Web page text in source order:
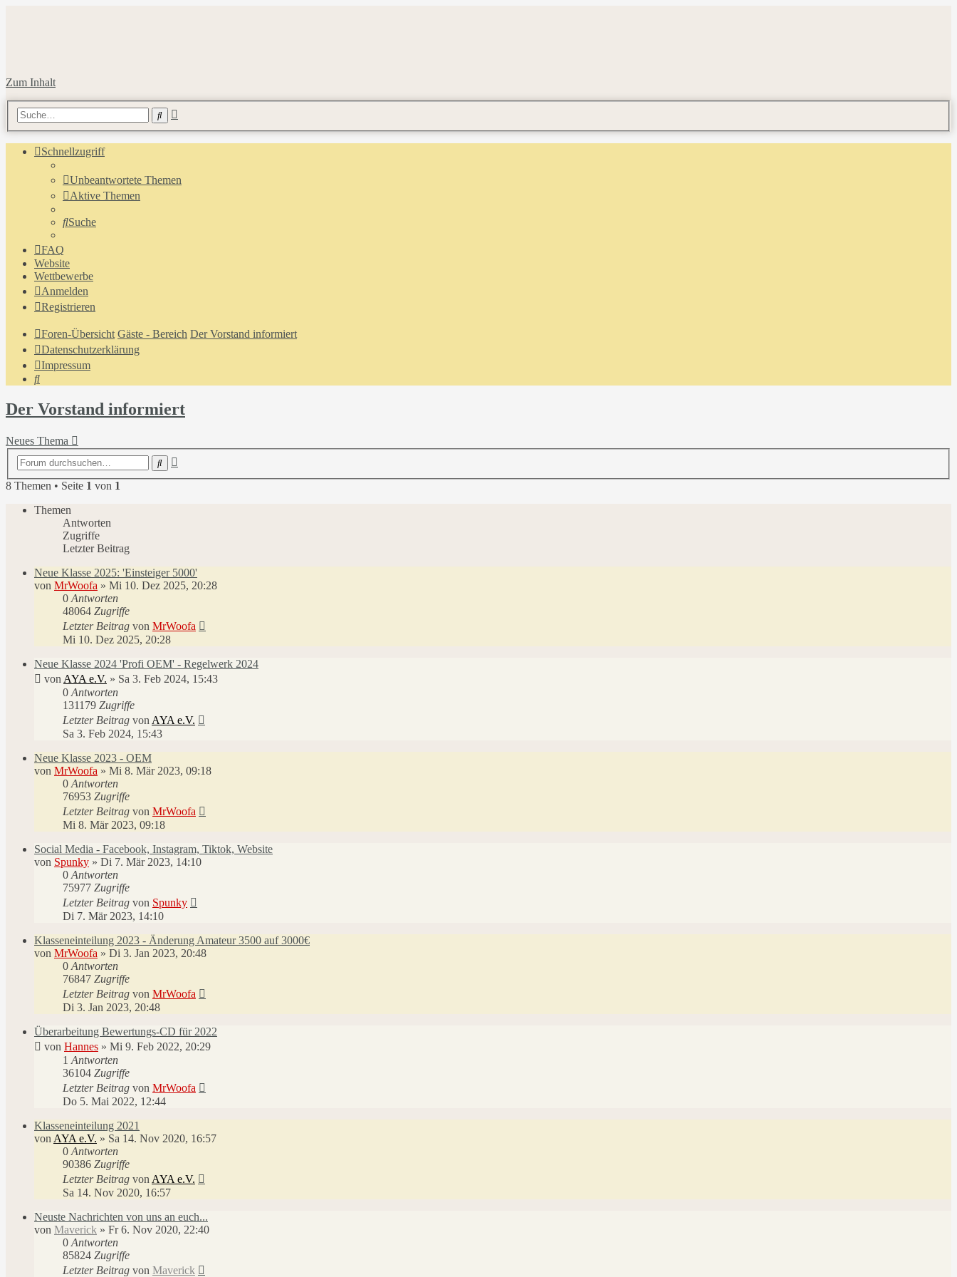
Zum Inhalt
Suche
Schnellzugriff
Unbeantwortete Themen
Aktive Themen
Suche
FAQ
Website
Wettbewerbe
Anmelden
Registrieren
Foren-Übersicht Gäste - Bereich Der Vorstand informiert
Datenschutzerklärung
Impressum
Suche
Der Vorstand informiert
Neues Thema
Suche
8 Themen • Seite 1 von 1
Themen
Antworten
Zugriffe
Letzter Beitrag
Neue Klasse 2025: 'Einsteiger 5000'
von MrWoofa » Mi 10. Dez 2025, 20:28
0 Antworten
48064 Zugriffe
Letzter Beitrag von MrWoofa
Mi 10. Dez 2025, 20:28
Neue Klasse 2024 'Profi OEM' - Regelwerk 2024
von AYA e.V. » Sa 3. Feb 2024, 15:43
0 Antworten
131179 Zugriffe
Letzter Beitrag von AYA e.V.
Sa 3. Feb 2024, 15:43
Neue Klasse 2023 - OEM
von MrWoofa » Mi 8. Mär 2023, 09:18
0 Antworten
76953 Zugriffe
Letzter Beitrag von MrWoofa
Mi 8. Mär 2023, 09:18
Social Media - Facebook, Instagram, Tiktok, Website
von Spunky » Di 7. Mär 2023, 14:10
0 Antworten
75977 Zugriffe
Letzter Beitrag von Spunky
Di 7. Mär 2023, 14:10
Klasseneinteilung 2023 - Änderung Amateur 3500 auf 3000€
von MrWoofa » Di 3. Jan 2023, 20:48
0 Antworten
76847 Zugriffe
Letzter Beitrag von MrWoofa
Di 3. Jan 2023, 20:48
Überarbeitung Bewertungs-CD für 2022
von Hannes » Mi 9. Feb 2022, 20:29
1 Antworten
36104 Zugriffe
Letzter Beitrag von MrWoofa
Do 5. Mai 2022, 12:44
Klasseneinteilung 2021
von AYA e.V. » Sa 14. Nov 2020, 16:57
0 Antworten
90386 Zugriffe
Letzter Beitrag von AYA e.V.
Sa 14. Nov 2020, 16:57
Neuste Nachrichten von uns an euch...
von Maverick » Fr 6. Nov 2020, 22:40
0 Antworten
85824 Zugriffe
Letzter Beitrag von Maverick